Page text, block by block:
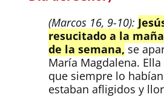
(Marcos 16, 9-10):
resucitado a la
de la semana, se
María Magdalena.
que siempre lo
estaban afligidos y